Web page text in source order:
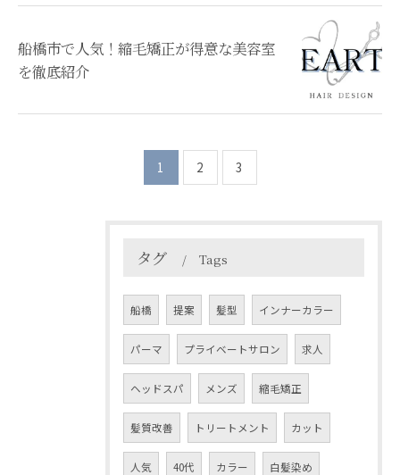
船橋市で人気！縮毛矯正が得意な美容室
を徹底紹介
1 2 3
タグ Tags
船橋 提案 髪型 インナーカラー
パーマ プライベートサロン 求人
ヘッドスパ メンズ 縮毛矯正
髪質改善 トリートメント カット
人気 40代 カラー 白髪染め